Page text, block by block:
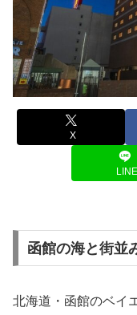
X
LINE
函館の海と街並
北海道・函館のベイ